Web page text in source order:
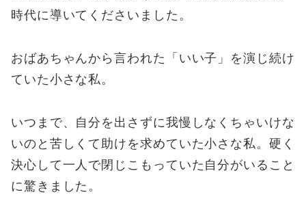
時代に導いてくださいました。
おばあちゃんから言われた「いい子」を演じ続け
ていた小さな私。
いつまで、自分を出さずに我慢しなくちゃいけな
いのと苦しくて助けを求めていた小さな私。硬く
決心して一人で閉じこもっていた自分がいること
に驚きました。